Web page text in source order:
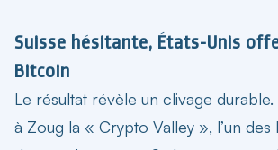
Suisse hésitante, États-Unis
Bitcoin
Le résultat révèle un clivage durable.
à Zoug la « Crypto Valley », l’un des